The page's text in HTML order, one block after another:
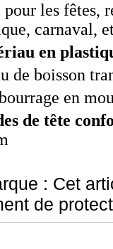
pour les fêtes,
carnaval,
en
de boisson
en
de tête
: Cet
de